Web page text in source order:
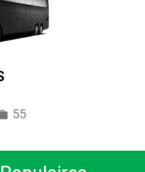
55